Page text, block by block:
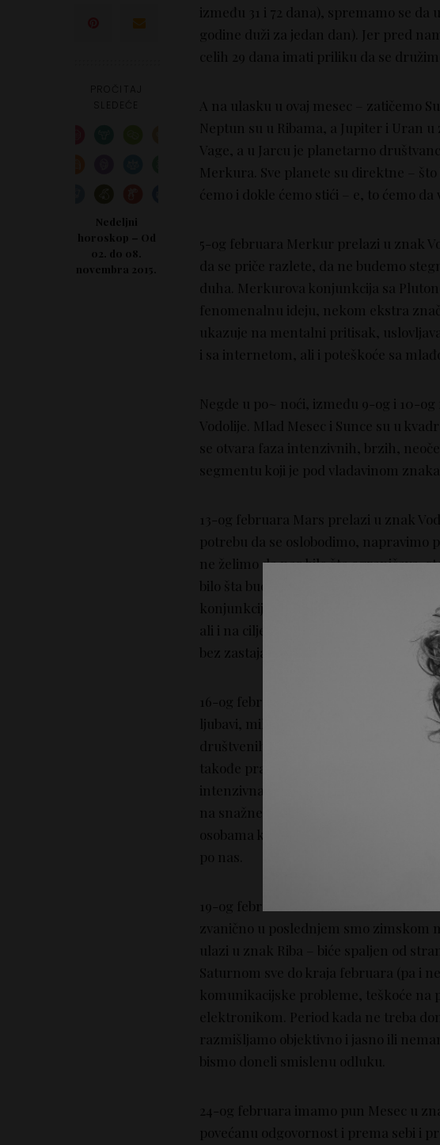
PROČITAJ
Nedeljni
horoskop – Od
02. do 08.
novembra 2015.
između 31 i 72 dana), spremamo se da
godine duži za jedan dan). Jer pred
celih 29 dana imati priliku da se
A na ulasku u ovaj mesec – zatičemo
Neptun su u Ribama, a Jupiter i Uran
Vage, a u Jarcu je planetarno
Merkura. Sve planete su direktne – što
ćemo i dokle ćemo stići – e, to ćemo da
5-og februara Merkur prelazi u znak
da se priče razlete, da ne budemo
duha. Merkurova konjunkcija sa
fenomenalnu ideju, nekom ekstra
ukazuje na mentalni pritisak,
i sa internetom, ali i poteškoće sa
Negde u po~ noći, između 9-og i 10-
Vodolije. Mlad Mesec i Sunce su u
se otvara faza intenzivnih, brzih,
segmentu koji je pod vladavinom znaka
13-og februara Mars prelazi u znak
potrebu da se oslobodimo, napravimo
ne želimo da nas bilo šta ograničava,
bilo šta bude nametnuto ili da se
konjunkcija sa Plutonom ukazuje na
ali i na ciljeve ka kojima se
bez zastajanja.
16-og februara i Venera ulazi u znak
ljubavi, miks ljubavi i prijateljstva,
društvenih kontakata, ljubavi preko
takođe pravi odmah po ulasku u znak
intenzivna i snažna osećanja, fatalne
na snažne izlive ljubomore,
osobama koje nam se predstavljaju u
po nas.
19-og februara Sunce ulazi u znak
zvanično u poslednjem smo zimskom
ulazi u znak Riba – biće spaljen od
Saturnom sve do kraja februara (pa i
komunikacijske probleme, teškoće na
elektronikom. Period kada ne treba
razmišljamo objektivno i jasno ili
bismo doneli smislenu odluku.
24-og februara imamo pun Mesec u
povećanu odgovornost i prema sebi i